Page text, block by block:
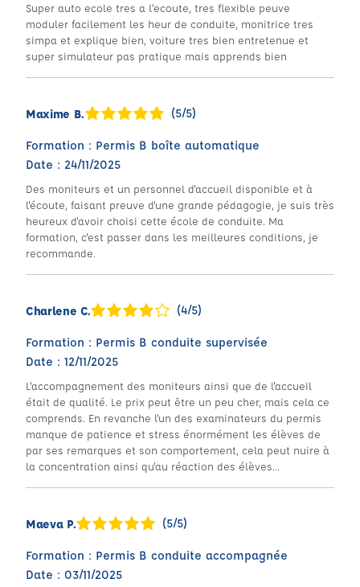
Super auto ecole tres a l’ecoute, tres flexible peuve
moduler facilement les heur de conduite, monitrice tres
simpa et explique bien, voiture tres bien entretenue et
super simulateur pas pratique mais apprends bien
Maxime B. (5/5)
Formation : Permis B boîte automatique
Date : 24/11/2025
Des moniteurs et un personnel d'accueil disponible et à
l'écoute, faisant preuve d'une grande pédagogie, je suis très
heureux d'avoir choisi cette école de conduite. Ma
formation, c'est passer dans les meilleures conditions, je
recommande.
Charlene C. (4/5)
Formation : Permis B conduite supervisée
Date : 12/11/2025
L'accompagnement des moniteurs ainsi que de l'accueil
était de qualité. Le prix peut être un peu cher, mais cela ce
comprends. En revanche l'un des examinateurs du permis
manque de patience et stress énormément les élèves de
par ses remarques et son comportement, cela peut nuire à
la concentration ainsi qu'au réaction des élèves...
Maeva P. (5/5)
Formation : Permis B conduite accompagnée
Date : 03/11/2025